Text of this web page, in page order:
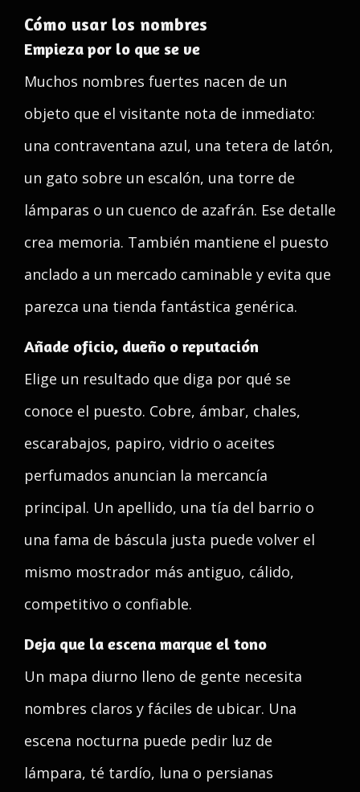
Cómo usar los nombres
Empieza por lo que se ve
Muchos nombres fuertes nacen de un
objeto que el visitante nota de inmediato:
una contraventana azul, una tetera de latón,
un gato sobre un escalón, una torre de
lámparas o un cuenco de azafrán. Ese detalle
crea memoria. También mantiene el puesto
anclado a un mercado caminable y evita que
parezca una tienda fantástica genérica.
Añade oficio, dueño o reputación
Elige un resultado que diga por qué se
conoce el puesto. Cobre, ámbar, chales,
escarabajos, papiro, vidrio o aceites
perfumados anuncian la mercancía
principal. Un apellido, una tía del barrio o
una fama de báscula justa puede volver el
mismo mostrador más antiguo, cálido,
competitivo o confiable.
Deja que la escena marque el tono
Un mapa diurno lleno de gente necesita
nombres claros y fáciles de ubicar. Una
escena nocturna puede pedir luz de
lámpara, té tardío, luna o persianas